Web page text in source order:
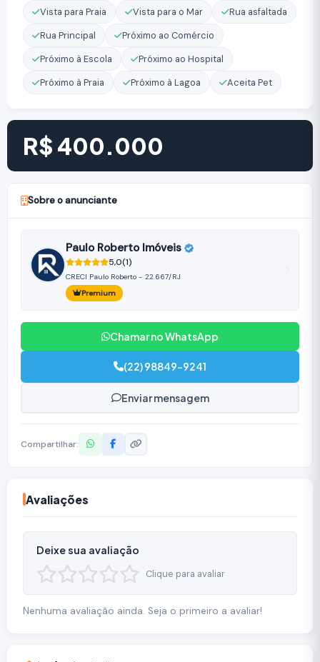
Vista para Praia Vista para o Mar
Rua asfaltada
Rua Principal
Próximo ao Comércio
Próximo à Escola
Próximo ao Hospital
Próximo à Praia
Próximo à Lagoa Aceita Pet
R$ 400.000
Sobre o anunciante
Paulo Roberto Imóveis
5,0(1)
CRECI Paulo Roberto - 22.667/RJ
Premium
Chamar no WhatsApp
(22) 98849-9241
Enviar mensagem
Compartilhar:
Avaliações
Deixe sua avaliação
Clique para avaliar
Nenhuma avaliação ainda. Seja o primeiro a avaliar!